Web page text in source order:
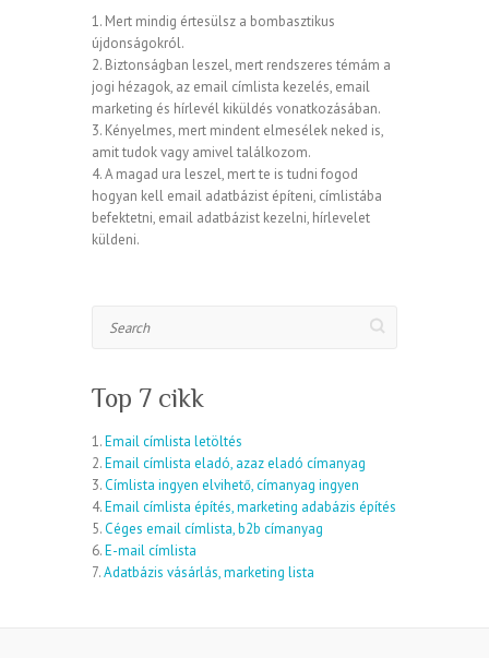
1. Mert mindig értesülsz a bombasztikus
újdonságokról.
2. Biztonságban leszel, mert rendszeres témám a
jogi hézagok, az email címlista kezelés, email
marketing és hírlevél kiküldés vonatkozásában.
3. Kényelmes, mert mindent elmesélek neked is,
amit tudok vagy amivel találkozom.
4. A magad ura leszel, mert te is tudni fogod
hogyan kell email adatbázist építeni, címlistába
befektetni, email adatbázist kezelni, hírlevelet
küldeni.
Top 7 cikk
1.Email címlista letöltés
2.Email címlista eladó, azaz eladó címanyag
3.Címlista ingyen elvihető, címanyag ingyen
4.Email címlista építés, marketing adabázis építés
5.Céges email címlista, b2b címanyag
6.E-mail címlista
7.Adatbázis vásárlás, marketing lista